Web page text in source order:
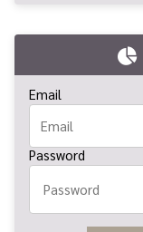
Email
Password